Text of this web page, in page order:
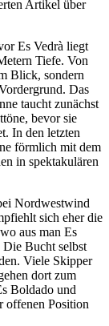
Artikel über
Es Vedrà liegt
Tiefe. Von
Blick, sondern
Das
taucht zunächst
bevor sie
In den letzten
förmlich mit dem
in spektakulären
Nordwestwind
sich eher die
aus man Es
Die Bucht selbst
Viele Skipper
dort zum
Boldado und
offenen Position